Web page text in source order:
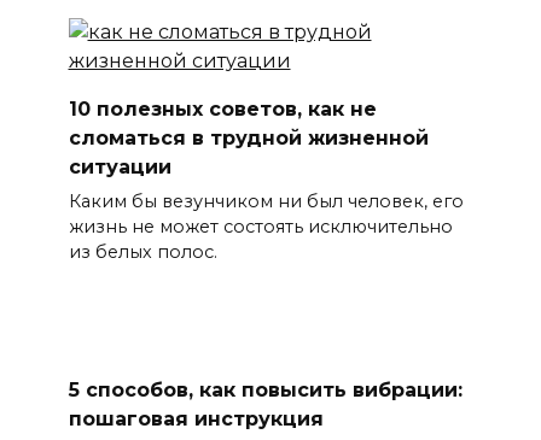
10 полезных советов, как не
сломаться в трудной жизненной
ситуации
Каким бы везунчиком ни был человек, его
жизнь не может состоять исключительно
из белых полос.
5 способов, как повысить вибрации:
пошаговая инструкция